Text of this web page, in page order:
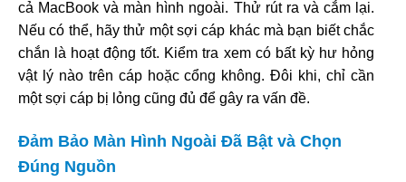
cả MacBook và màn hình ngoài. Thử rút ra và cắm lại.
Nếu có thể, hãy thử một sợi cáp khác mà bạn biết chắc
chắn là hoạt động tốt. Kiểm tra xem có bất kỳ hư hỏng
vật lý nào trên cáp hoặc cổng không. Đôi khi, chỉ cần
một sợi cáp bị lỏng cũng đủ để gây ra vấn đề.
Đảm Bảo Màn Hình Ngoài Đã Bật và Chọn
Đúng Nguồn